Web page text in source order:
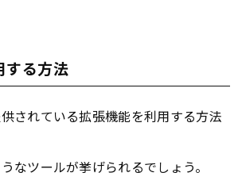
する方法
されている拡張機能を利用する方法
なツールが挙げられるでしょう。